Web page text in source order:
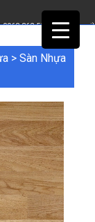
0968 362 555 (Bấm để gọi)
> Sàn Nhựa